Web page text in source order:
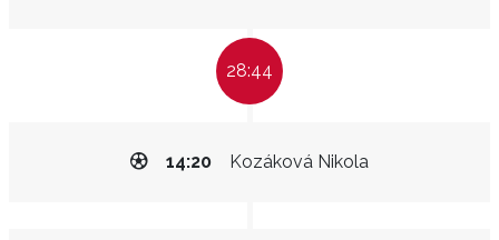
28:44
Kozáková Nikola
14:20